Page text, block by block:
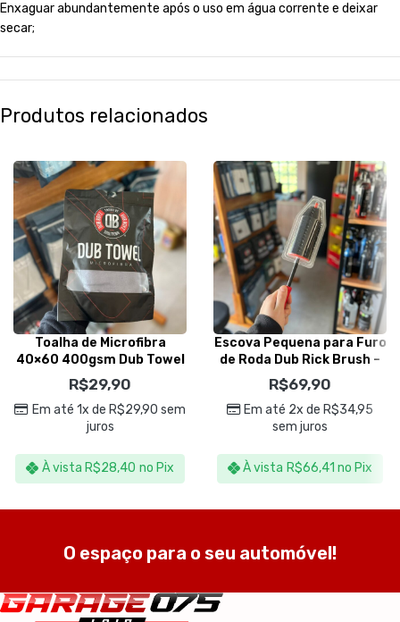
Enxaguar abundantemente após o uso em água corrente e deixar
secar;
Produtos relacionados
Toalha de Microfibra
40×60 400gsm Dub Towel
Cinza – Dub Boyz
R$29,90
Em até 1x de R$29,90 sem
juros
À vista R$28,40 no Pix
Escova Pequena para Furo
de Roda Dub Rick Brush –
Dub Boyz
R$69,90
Em até 2x de R$34,95
sem juros
À vista R$66,41 no Pix
O espaço para o seu automóvel!